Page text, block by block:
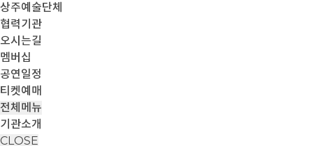
상주예술단체
협력기관
오시는길
멤버십
공연일정
티켓예매
전체메뉴
기관소개
CLOSE